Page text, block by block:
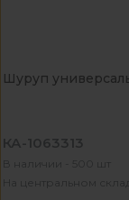
Шуруп
КА-1063313
В наличии - 500 шт
На центральном